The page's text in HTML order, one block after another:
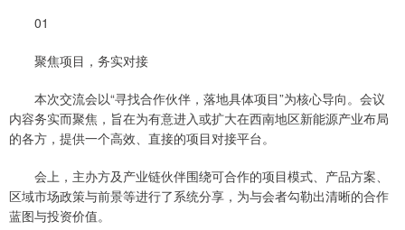
01
聚焦项目，务实对接
本次交流会以“寻找合作伙伴，落地具体项目”为核心导向。会议
内容务实而聚焦，旨在为有意进入或扩大在西南地区新能源产业布局
的各方，提供一个高效、直接的项目对接平台。
会上，主办方及产业链伙伴围绕可合作的项目模式、产品方案、
区域市场政策与前景等进行了系统分享，为与会者勾勒出清晰的合作
蓝图与投资价值。